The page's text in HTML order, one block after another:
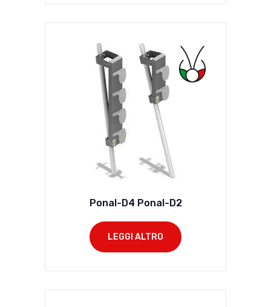
Ponal-D4 Ponal-D2
LEGGI ALTRO